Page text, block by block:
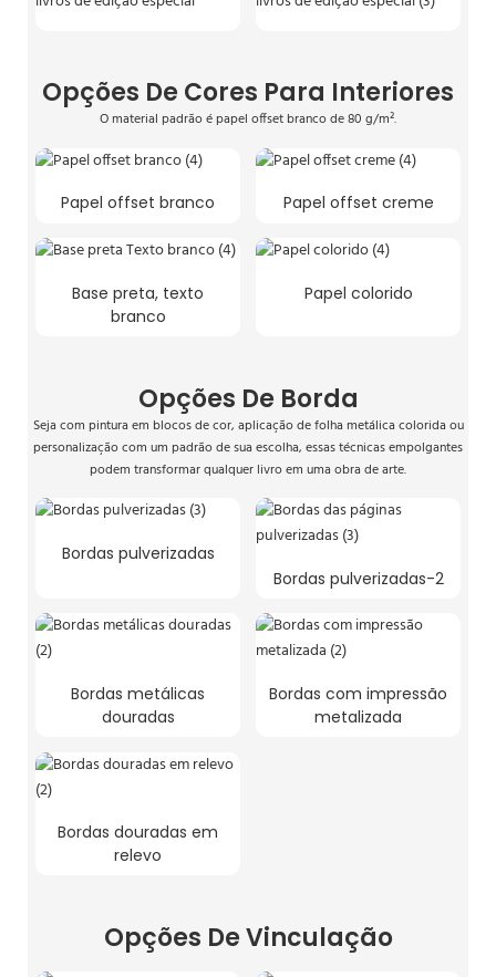
Opções De Cores Para Interiores
O material padrão é papel offset branco de 80 g/m².
Papel offset branco Papel offset creme
Base preta, texto
branco
Papel colorido
Opções De Borda
Seja com pintura em blocos de cor, aplicação de folha metálica colorida ou
personalização com um padrão de sua escolha, essas técnicas empolgantes
podem transformar qualquer livro em uma obra de arte.
Bordas pulverizadas
Bordas pulverizadas-2
Bordas metálicas
douradas
Bordas com impressão
metalizada
Bordas douradas em
relevo
Opções De Vinculação